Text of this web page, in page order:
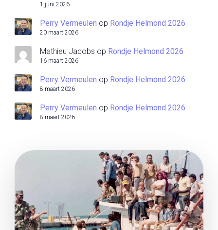
1 juni 2026
Perry Vermeulen op Rondje Helmond 2026
20 maart 2026
Mathieu Jacobs op Rondje Helmond 2026
16 maart 2026
Perry Vermeulen op Rondje Helmond 2026
8 maart 2026
Perry Vermeulen op Rondje Helmond 2026
8 maart 2026